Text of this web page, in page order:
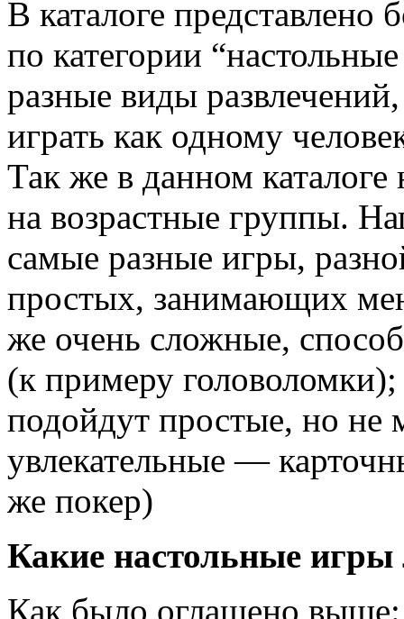
В каталоге представлено
по категории
разные виды
играть как одному
Так же в данном
на возрастные группы.
самые разные игры,
простых, занимающих
же очень сложные,
(к примеру
подойдут простые, но не
увлекательные —
же покер)
Какие настольные
Как было оглашено выше: